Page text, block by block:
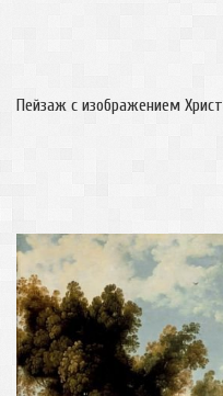
Пейзаж с изображением